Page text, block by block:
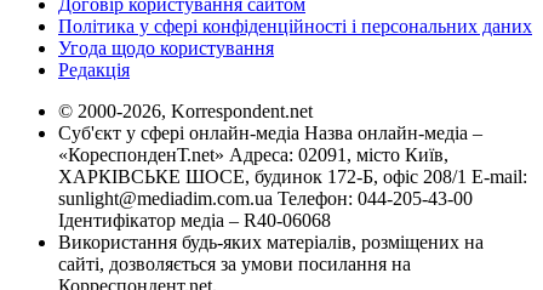
Договір користування сайтом
Політика у сфері конфіденційності і персональних даних
Угода щодо користування
Редакція
© 2000-2026, Korrespondent.net
Суб'єкт у сфері онлайн-медіа Назва онлайн-медіа –
«КореспонденТ.net» Адреса: 02091, місто Київ,
ХАРКІВСЬКЕ ШОСЕ, будинок 172-Б, офіс 208/1 E-mail:
sunlight@mediadim.com.ua Телефон: 044-205-43-00
Ідентифікатор медіа – R40-06068
Використання будь-яких матеріалів, розміщених на
сайті, дозволяється за умови посилання на